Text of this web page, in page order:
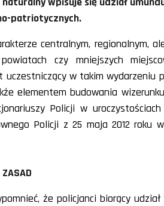
patriotycznych.
centralnym, regionalnym,
czy mniejszych
uczestniczący w takim wydarzeniu
elementem budowania
Policji w
Policji z 25 maja 2012 roku
ZASAD
że policjanci biorący